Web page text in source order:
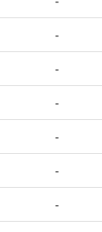
-
-
-
-
-
-